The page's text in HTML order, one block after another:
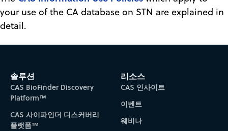
your use of the CA database on STN are explained in
detail.
솔루션
CAS BioFinder Discovery
Platform™
CAS 사이파인더 디스커버리
플랫폼™
리소스
CAS 인사이트
이벤트
웨비나